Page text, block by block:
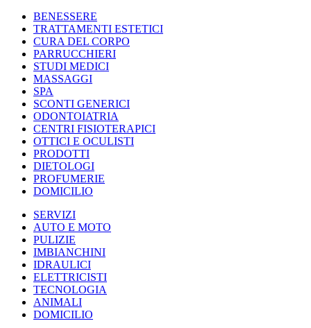
BENESSERE
TRATTAMENTI ESTETICI
CURA DEL CORPO
PARRUCCHIERI
STUDI MEDICI
MASSAGGI
SPA
SCONTI GENERICI
ODONTOIATRIA
CENTRI FISIOTERAPICI
OTTICI E OCULISTI
PRODOTTI
DIETOLOGI
PROFUMERIE
DOMICILIO
SERVIZI
AUTO E MOTO
PULIZIE
IMBIANCHINI
IDRAULICI
ELETTRICISTI
TECNOLOGIA
ANIMALI
DOMICILIO